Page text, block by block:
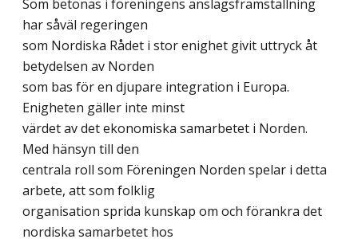
Som betonas i föreningens anslagsframställning
har såväl regeringen
som Nordiska Rådet i stor enighet givit uttryck åt
betydelsen av Norden
som bas för en djupare integration i Europa.
Enigheten gäller inte minst
värdet av det ekonomiska samarbetet i Norden.
Med hänsyn till den
centrala roll som Föreningen Norden spelar i detta
arbete, att som folklig
organisation sprida kunskap om och förankra det
nordiska samarbetet hos